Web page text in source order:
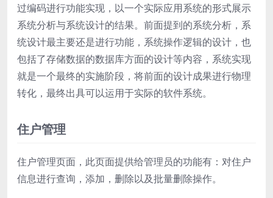
过编码进行功能实现，以一个实际应用系统的形式展示
系统分析与系统设计的结果。前面提到的系统分析，系
统设计最主要还是进行功能，系统操作逻辑的设计，也
包括了存储数据的数据库方面的设计等内容，系统实现
就是一个最终的实施阶段，将前面的设计成果进行物理
转化，最终出具可以运用于实际的软件系统。
住户管理
住户管理页面，此页面提供给管理员的功能有：对住户
信息进行查询，添加，删除以及批量删除操作。